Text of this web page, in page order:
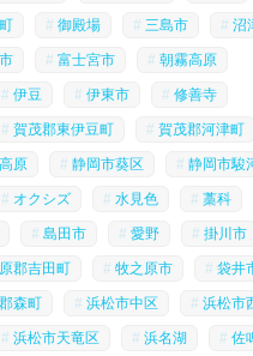
御殿場 三島市 沼
富士宮市 朝霧高原
伊豆 伊東市 修善寺
賀茂郡東伊豆町 賀茂郡河津町
原 静岡市葵区 静岡市駿
オクシズ 水見色 藁科
島田市 愛野 掛川市
郡吉田町 牧之原市 袋井
森町 浜松市中区 浜松市
浜松市天竜区 浜名湖 佐